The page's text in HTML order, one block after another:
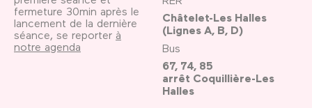
fermeture 30min après le
lancement de la dernière
séance, se reporter à
notre agenda
Châtelet-Les Halles
(Lignes A, B, D)
Bus
67, 74, 85
arrêt Coquillière-Les
Halles